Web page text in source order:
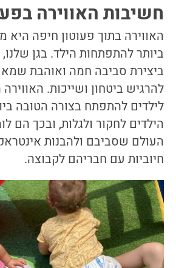
חשיבות האווירה
האווירה בתוך פעוטון חיפה היא
ביותר להתפתחות הילד. בגן
ביצירת סביבה חמה ואוהבת
להרגיש ביטחון ושייכות.
לילדים להתפתח בצורה הטובה
הילדים לחקור ולגלות, ובכך הם
העולם שסביבם ולהבנות
חיוביות עם חבריהם לקבוצה.